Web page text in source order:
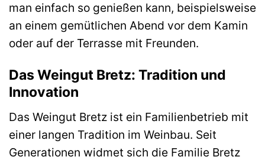
man einfach so genießen kann, beispielsweise
an einem gemütlichen Abend vor dem Kamin
oder auf der Terrasse mit Freunden.
Das Weingut Bretz: Tradition und
Innovation
Das Weingut Bretz ist ein Familienbetrieb mit
einer langen Tradition im Weinbau. Seit
Generationen widmet sich die Familie Bretz